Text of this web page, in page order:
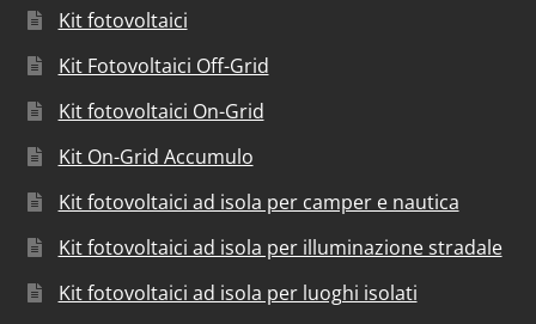
Kit fotovoltaici
Kit Fotovoltaici Off-Grid
Kit fotovoltaici On-Grid
Kit On-Grid Accumulo
Kit fotovoltaici ad isola per camper e nautica
Kit fotovoltaici ad isola per illuminazione stradale
Kit fotovoltaici ad isola per luoghi isolati